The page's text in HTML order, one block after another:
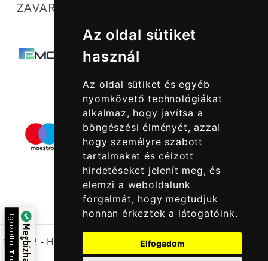
Az oldal sütiket
használ
Az oldal sütiket és egyéb
nyomkövető technológiákat
alkalmaz, hogy javítsa a
böngészési élményét, azzal
hogy személyre szabott
tartalmakat és célzott
hirdetéseket jelenít meg, és
elemzi a weboldalunk
forgalmát, hogy megtudjuk
honnan érkeztek a látogatóink.
Elfogadom
ZAVARTALAN MŰKÖDÉSÜNKET SEGÍTIK
© 2022 - Halcatraz Kft.
Igazolta: